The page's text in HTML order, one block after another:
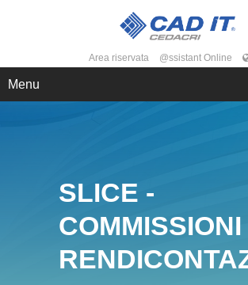
Area riservata @ssistant Online
Menu
SLICE -
COMMISSIONI